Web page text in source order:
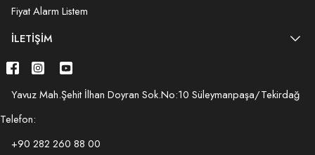
Fiyat Alarm Listem
İLETIŞIM
Yavuz Mah.Şehit İlhan Doyran Sok.No:10 Süleymanpaşa/Tekirdağ
Telefon:
+90 282 260 88 00